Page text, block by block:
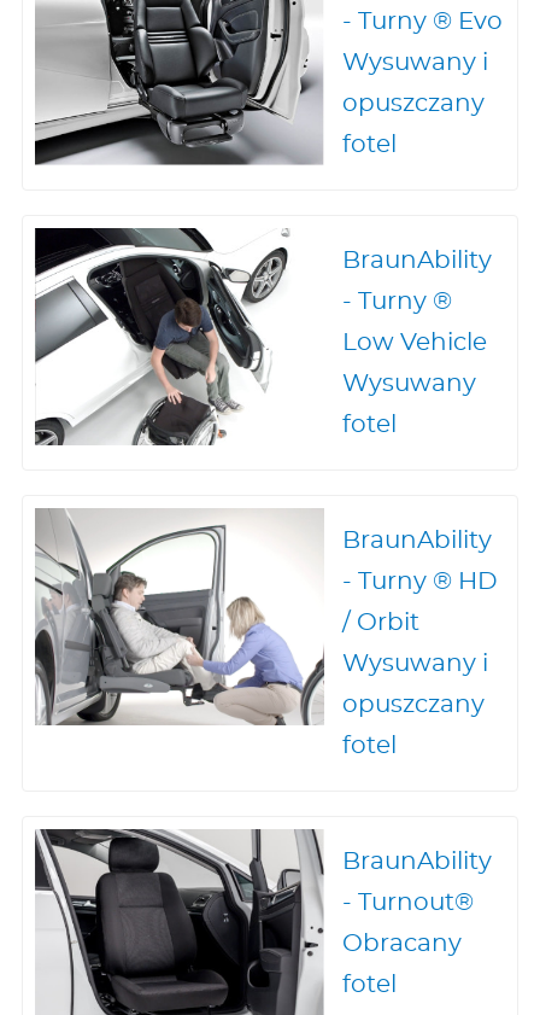
- Turny ® Evo
Wysuwany i
opuszczany
fotel
BraunAbility
- Turny ®
Low Vehicle
Wysuwany
fotel
BraunAbility
- Turny ® HD
/ Orbit
Wysuwany i
opuszczany
fotel
BraunAbility
- Turnout®
Obracany
fotel